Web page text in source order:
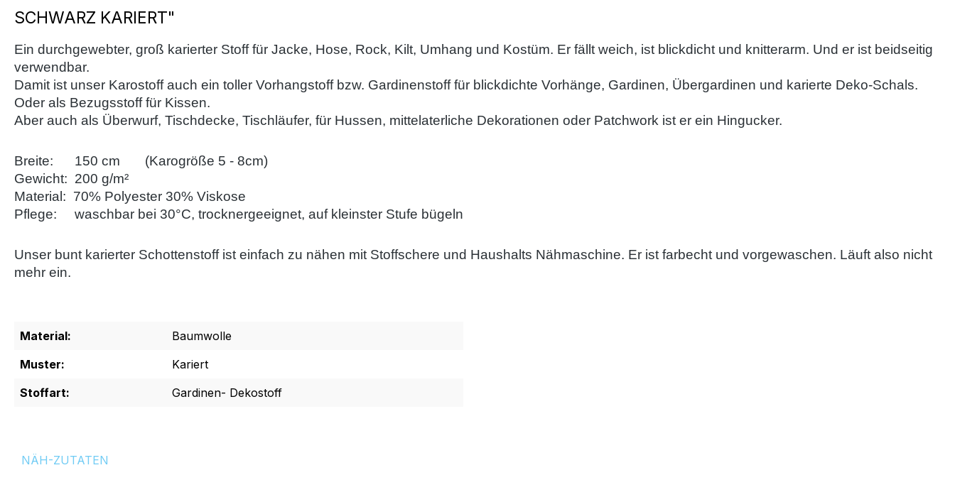
SCHWARZ KARIERT"
Ein durchgewebter, groß karierter Stoff für Jacke, Hose, Rock, Kilt, Umhang und Kostüm. Er fällt weich, ist blickdicht und knitterarm. Und er ist beidseitig
verwendbar.
Damit ist unser Karostoff auch ein toller Vorhangstoff bzw. Gardinenstoff für blickdichte Vorhänge, Gardinen, Übergardinen und karierte Deko-Schals.
Oder als Bezugsstoff für Kissen.
Aber auch als Überwurf, Tischdecke, Tischläufer, für Hussen, mittelaterliche Dekorationen oder Patchwork ist er ein Hingucker.
Breite: 150 cm (Karogröße 5 - 8cm)
Gewicht: 200 g/m²
Material: 70% Polyester 30% Viskose
Pflege: waschbar bei 30°C, trocknergeeignet, auf kleinster Stufe bügeln
Unser bunt karierter Schottenstoff ist einfach zu nähen mit Stoffschere und Haushalts Nähmaschine. Er ist farbecht und vorgewaschen. Läuft also nicht
mehr ein.
Material:
Baumwolle
Muster:
Kariert
Stoffart:
Gardinen- Dekostoff
NÄH-ZUTATEN